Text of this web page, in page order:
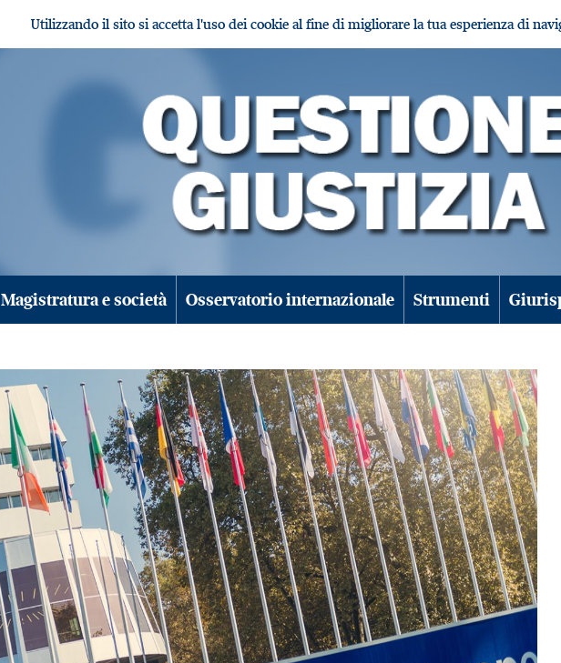
Utilizzando il sito si accetta l'uso dei cookie al fine di migliorare la tua esperienza di
Magistratura e società Osservatorio internazionale Strumenti